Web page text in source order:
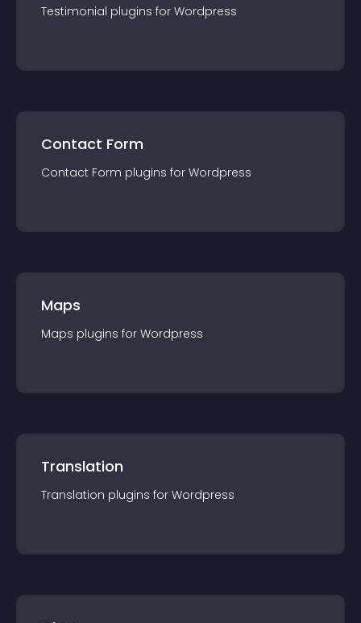
Testimonial plugins for Wordpress
Contact Form
Contact Form plugins for Wordpress
Maps
Maps plugins for Wordpress
Translation
Translation plugins for Wordpress